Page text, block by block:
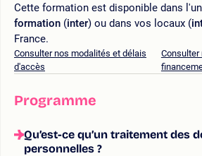
Cette formation est disponible dans
formation (inter) ou dans vos locaux (
France.
Consulter nos modalités et délais
d'accès
Consulter
Programme
Qu’est-ce qu’un traitement des
personnelles ?